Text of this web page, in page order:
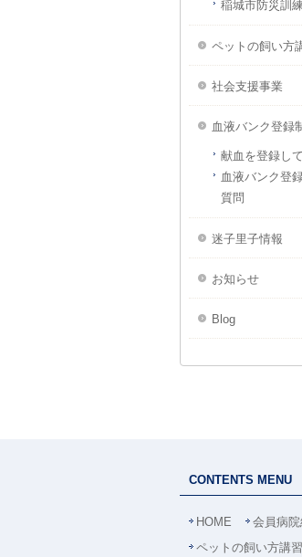
稲城市防災訓練
ペットの飼い方
社会支援事業
血液バンク登録
献血を登録し
血液バンク登
質問
迷子里子情報
お知らせ
Blog
CONTENTS MENU
HOME 会員病院
ペットの飼い方講